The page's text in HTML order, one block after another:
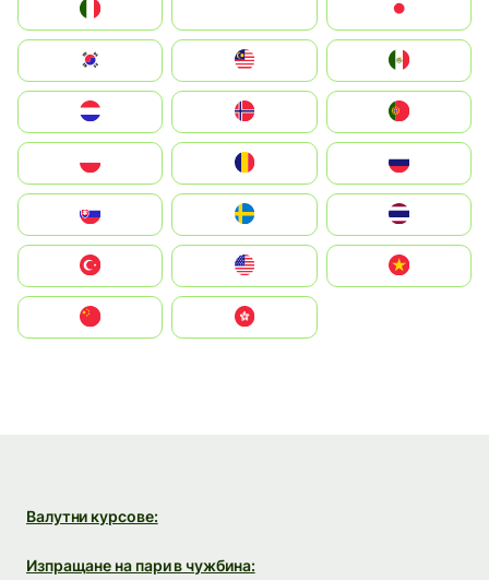
South Korea
United States
中國香港特別行政區
Валутни курсове:
Изпращане на пари в чужбина: